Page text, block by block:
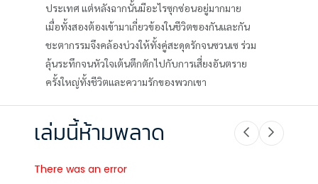
ประเทศ แต่หลังฉากนั้นมีอะไรซุกซ่อนอยู่มากมาย
เมื่อทั้งสองต้องเข้ามาเกี่ยวข้องในชีวิตของกันและกัน
ชะตากรรมจึงคล้องบ่วงให้ทั้งคู่สะดุดรักจนซวนเซ ร่วม
ลุ้นระทึกจนหัวใจเต้นตึกตักไปกับการเสี่ยงอันตราย
ครั้งใหญ่ทั้งชีวิตและความรักของพวกเขา
เล่มนี้ห้ามพลาด
There was an error